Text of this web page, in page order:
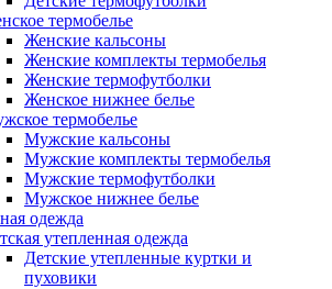
термобелье
Женские кальсоны
Женские комплекты термобелья
Женские термофутболки
Женское нижнее белье
термобелье
Мужские кальсоны
Мужские комплекты термобелья
Мужские термофутболки
Мужское нижнее белье
одежда
утепленная одежда
Детские утепленные куртки и
пуховики